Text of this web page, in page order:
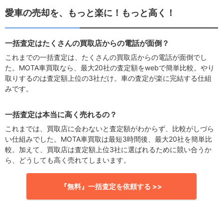
愛車の売却を、もっと楽に！もっと高く！
一括査定はたくさんの買取店からの電話が面倒？
これまでの一括査定は、たくさんの買取店からの電話が面倒でし
た。MOTA車買取なら、最大20社の査定額をwebで簡単比較。やり
取りするのは査定額上位の3社だけ。車の査定が楽に完結する仕組
みです。
一括査定は本当に高く売れるの？
これまでは、買取店に会わないと査定額がわからず、比較がしづら
い仕組みでした。MOTA車買取は最短3時間後、最大20社を簡単比
較。加えて、買取店は査定額上位3社に選ばれるために競い合うか
ら、どうしても高く売れてしまいます。
『無料』一括査定を依頼する >>